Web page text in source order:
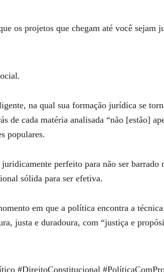
os projetos que chegam até você sejam
na qual sua formação jurídica se
cada matéria analisada “não [estão]
populares.
juridicamente perfeito para não ser
sólida para ser efetiva.
em que a política encontra a
justa e duradoura, com “justiça e
#DireitoConstitucional